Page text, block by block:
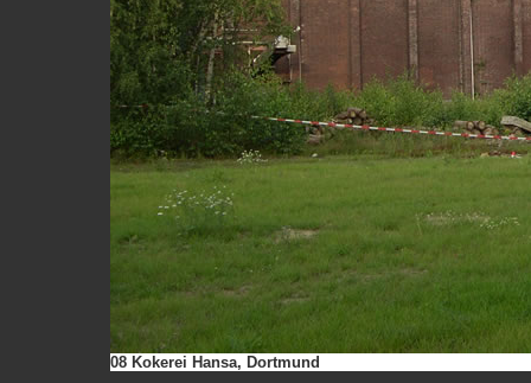
08 Kokerei Hansa, Dortmund